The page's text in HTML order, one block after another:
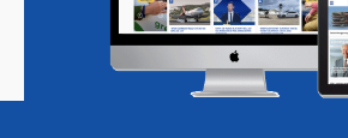
Magazine Podcasts